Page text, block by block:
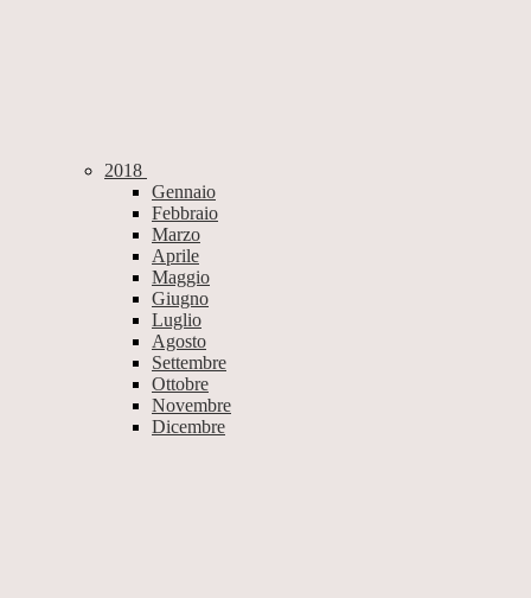
2018
Gennaio
Febbraio
Marzo
Aprile
Maggio
Giugno
Luglio
Agosto
Settembre
Ottobre
Novembre
Dicembre